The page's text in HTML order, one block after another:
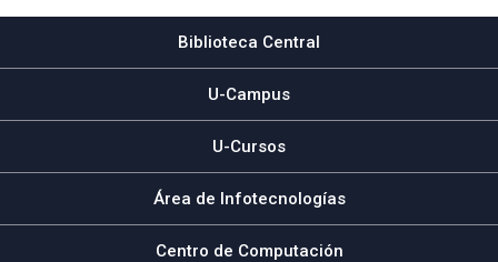
Biblioteca Central
U-Campus
U-Cursos
Área de Infotecnologías
Centro de Computación